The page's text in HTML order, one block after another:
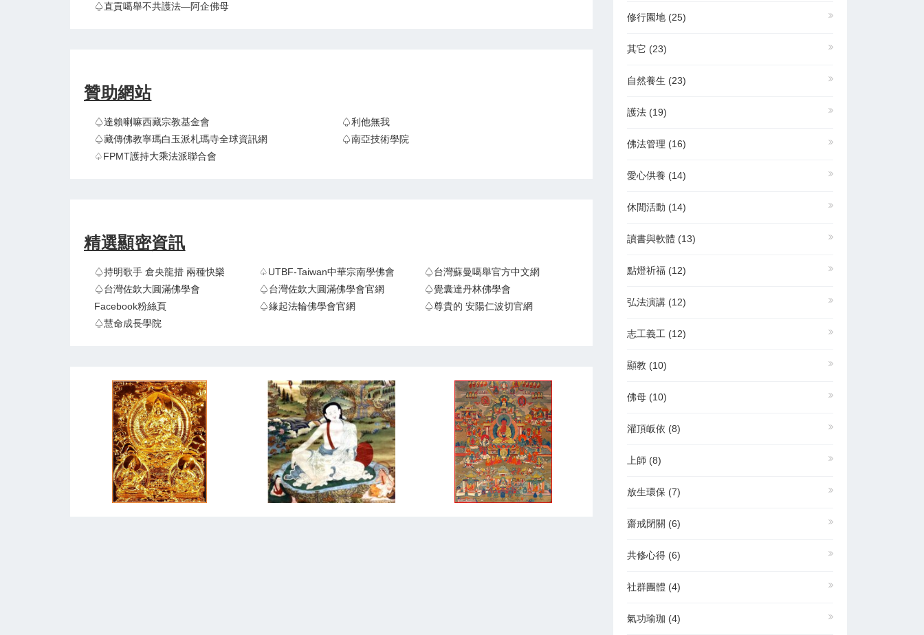
♤直貢噶舉不共護法—阿企佛母
贊助網站
♤達賴喇嘛西藏宗教基金會
♤利他無我
♤藏傳佛教寧瑪白玉派札瑪寺全球資訊網
♤南亞技術學院
♤FPMT護持大乘法派聯合會
精選顯密資訊
♤持明歌手 倉央龍措 兩種快樂 ♤UTBF-Taiwan中華宗南學佛會
♤台灣蘇曼噶舉官方中文網
♤台灣佐欽大圓滿佛學會
Facebook粉絲頁
♤台灣佐欽大圓滿佛學會官網
♤覺囊達丹林佛學會
♤緣起法輪佛學會官網
♤尊貴的 安陽仁波切官網
♤慧命成長學院
修行園地 (25)
其它 (23)
自然養生 (23)
護法 (19)
佛法管理 (16)
愛心供養 (14)
休閒活動 (14)
讀書與軟體 (13)
點燈祈福 (12)
弘法演講 (12)
志工義工 (12)
顯教 (10)
佛母 (10)
灌頂皈依 (8)
上師 (8)
放生環保 (7)
齋戒閉關 (6)
共修心得 (6)
社群團體 (4)
氣功瑜珈 (4)